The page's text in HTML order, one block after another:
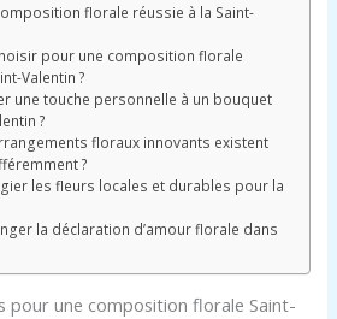
florale réussie à la Saint-
pour une composition florale
Valentin ?
une touche personnelle à un bouquet
?
floraux innovants existent
?
les fleurs locales et durables pour la
la déclaration d’amour florale dans
pour une composition florale Saint-